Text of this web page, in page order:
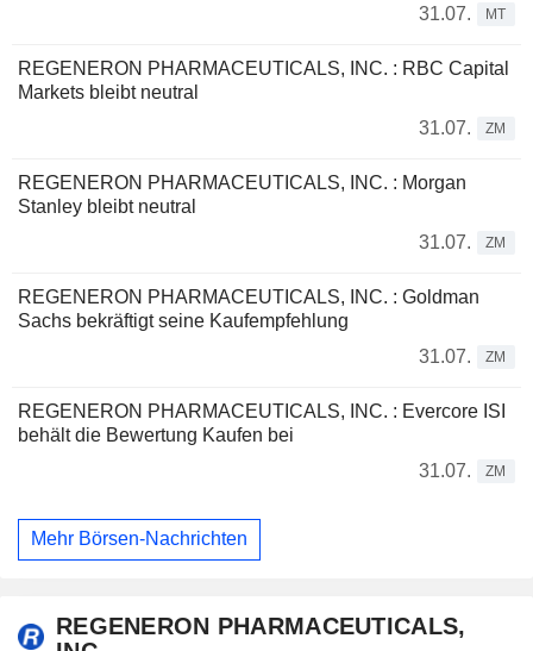
31.07. MT
REGENERON PHARMACEUTICALS, INC. : RBC Capital
Markets bleibt neutral
31.07.
ZM
REGENERON PHARMACEUTICALS, INC. : Morgan
Stanley bleibt neutral
31.07.
ZM
REGENERON PHARMACEUTICALS, INC. : Goldman
Sachs bekräftigt seine Kaufempfehlung
31.07.
ZM
REGENERON PHARMACEUTICALS, INC. : Evercore ISI
behält die Bewertung Kaufen bei
31.07.
ZM
Mehr Börsen-Nachrichten
REGENERON PHARMACEUTICALS,